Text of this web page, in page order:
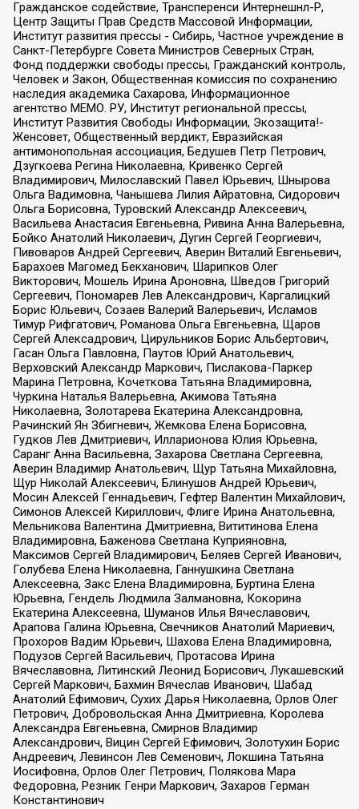
Гражданское содействие, Трансперенси Интернешнл-Р,
Центр Защиты Прав Средств Массовой Информации,
Институт развития прессы - Сибирь, Частное учреждение в
Санкт-Петербурге Совета Министров Северных Стран,
Фонд поддержки свободы прессы, Гражданский контроль,
Человек и Закон, Общественная комиссия по сохранению
наследия академика Сахарова, Информационное
агентство МЕМО. РУ, Институт региональной прессы,
Институт Развития Свободы Информации, Экозащита!-
Женсовет, Общественный вердикт, Евразийская
антимонопольная ассоциация, Бедушев Петр Петрович,
Дзугкоева Регина Николаевна, Кривенко Сергей
Владимирович, Милославский Павел Юрьевич, Шнырова
Ольга Вадимовна, Чанышева Лилия Айратовна, Сидорович
Ольга Борисовна, Туровский Александр Алексеевич,
Васильева Анастасия Евгеньевна, Ривина Анна Валерьевна,
Бойко Анатолий Николаевич, Дугин Сергей Георгиевич,
Пивоваров Андрей Сергеевич, Аверин Виталий Евгеньевич,
Барахоев Магомед Бекханович, Шарипков Олег
Викторович, Мошель Ирина Ароновна, Шведов Григорий
Сергеевич, Пономарев Лев Александрович, Каргалицкий
Борис Юльевич, Созаев Валерий Валерьевич, Исламов
Тимур Рифгатович, Романова Ольга Евгеньевна, Щаров
Сергей Алексадрович, Цирульников Борис Альбертович,
Гасан Ольга Павловна, Паутов Юрий Анатольевич,
Верховский Александр Маркович, Пислакова-Паркер
Марина Петровна, Кочеткова Татьяна Владимировна,
Чуркина Наталья Валерьевна, Акимова Татьяна
Николаевна, Золотарева Екатерина Александровна,
Рачинский Ян Збигневич, Жемкова Елена Борисовна,
Гудков Лев Дмитриевич, Илларионова Юлия Юрьевна,
Саранг Анна Васильевна, Захарова Светлана Сергеевна,
Аверин Владимир Анатольевич, Щур Татьяна Михайловна,
Щур Николай Алексеевич, Блинушов Андрей Юрьевич,
Мосин Алексей Геннадьевич, Гефтер Валентин Михайлович,
Симонов Алексей Кириллович, Флиге Ирина Анатольевна,
Мельникова Валентина Дмитриевна, Вититинова Елена
Владимировна, Баженова Светлана Куприяновна,
Максимов Сергей Владимирович, Беляев Сергей Иванович,
Голубева Елена Николаевна, Ганнушкина Светлана
Алексеевна, Закс Елена Владимировна, Буртина Елена
Юрьевна, Гендель Людмила Залмановна, Кокорина
Екатерина Алексеевна, Шуманов Илья Вячеславович,
Арапова Галина Юрьевна, Свечников Анатолий Мариевич,
Прохоров Вадим Юрьевич, Шахова Елена Владимировна,
Подузов Сергей Васильевич, Протасова Ирина
Вячеславовна, Литинский Леонид Борисович, Лукашевский
Сергей Маркович, Бахмин Вячеслав Иванович, Шабад
Анатолий Ефимович, Сухих Дарья Николаевна, Орлов Олег
Петрович, Добровольская Анна Дмитриевна, Королева
Александра Евгеньевна, Смирнов Владимир
Александрович, Вицин Сергей Ефимович, Золотухин Борис
Андреевич, Левинсон Лев Семенович, Локшина Татьяна
Иосифовна, Орлов Олег Петрович, Полякова Мара
Федоровна, Резник Генри Маркович, Захаров Герман
Константинович